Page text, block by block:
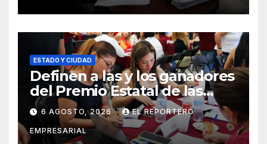
ESTADO Y CIUDAD
Definen a las y los ganadores
del Premio Estatal de las
Juventudes 2026
6 AGOSTO, 2026 EL REPORTERO
EMPRESARIAL